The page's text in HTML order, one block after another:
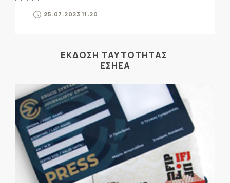
25.07.2023 11:20
ΕΚΔΟΣΗ ΤΑΥΤΟΤΗΤΑΣ
ΕΣΗΕΑ